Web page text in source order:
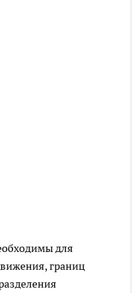
для
границ